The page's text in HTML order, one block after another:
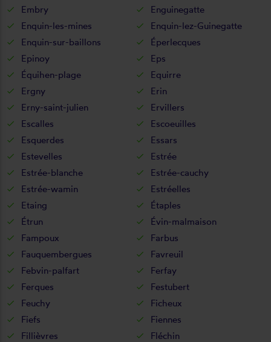
Embry
Enguinegatte
Enquin-les-mines
Enquin-lez-Guinegatte
Enquin-sur-baillons
Éperlecques
Epinoy
Eps
Équihen-plage
Equirre
Ergny
Erin
Erny-saint-julien
Ervillers
Escalles
Escoeuilles
Esquerdes
Essars
Estevelles
Estrée
Estrée-blanche
Estrée-cauchy
Estrée-wamin
Estréelles
Etaing
Étaples
Étrun
Évin-malmaison
Fampoux
Farbus
Fauquembergues
Favreuil
Febvin-palfart
Ferfay
Ferques
Festubert
Feuchy
Ficheux
Fiefs
Fiennes
Fillièvres
Fléchin